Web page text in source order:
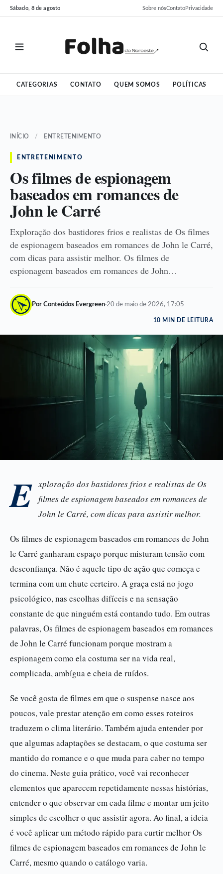
Pular
para
Pular
para
Sábado, 8 de agosto Sobre nósContatoPrivacidade
CATEGORIAS CONTATO QUEM SOMOS POLÍTICAS
INÍCIO / ENTRETENIMENTO
ENTRETENIMENTO
Os filmes de espionagem
baseados em romances de
John le Carré
Exploração dos bastidores frios e realistas de Os filmes
de espionagem baseados em romances de John le Carré,
com dicas para assistir melhor. Os filmes de
espionagem baseados em romances de John…
Por Conteúdos Evergreen·20 de maio de 2026, 17:05
10 MIN DE LEITURA
E xploração dos bastidores frios e realistas de Os
filmes de espionagem baseados em romances de
John le Carré, com dicas para assistir melhor.
Os filmes de espionagem baseados em romances de John
le Carré ganharam espaço porque misturam tensão com
desconfiança. Não é aquele tipo de ação que começa e
termina com um chute certeiro. A graça está no jogo
psicológico, nas escolhas difíceis e na sensação
constante de que ninguém está contando tudo. Em outras
palavras, Os filmes de espionagem baseados em romances
de John le Carré funcionam porque mostram a
espionagem como ela costuma ser na vida real,
complicada, ambígua e cheia de ruídos.
Se você gosta de filmes em que o suspense nasce aos
poucos, vale prestar atenção em como esses roteiros
traduzem o clima literário. Também ajuda entender por
que algumas adaptações se destacam, o que costuma ser
mantido do romance e o que muda para caber no tempo
do cinema. Neste guia prático, você vai reconhecer
elementos que aparecem repetidamente nessas histórias,
entender o que observar em cada filme e montar um jeito
simples de escolher o que assistir agora. Ao final, a ideia
é você aplicar um método rápido para curtir melhor Os
filmes de espionagem baseados em romances de John le
Carré, mesmo quando o catálogo varia.